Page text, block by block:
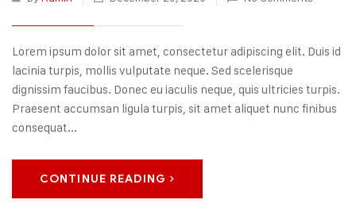
Lorem ipsum dolor sit amet, consectetur adipiscing elit. Duis id
lacinia turpis, mollis vulputate neque. Sed scelerisque
dignissim faucibus. Donec eu iaculis neque, quis ultricies turpis.
Praesent accumsan ligula turpis, sit amet aliquet nunc finibus
consequat...
CONTINUE READING